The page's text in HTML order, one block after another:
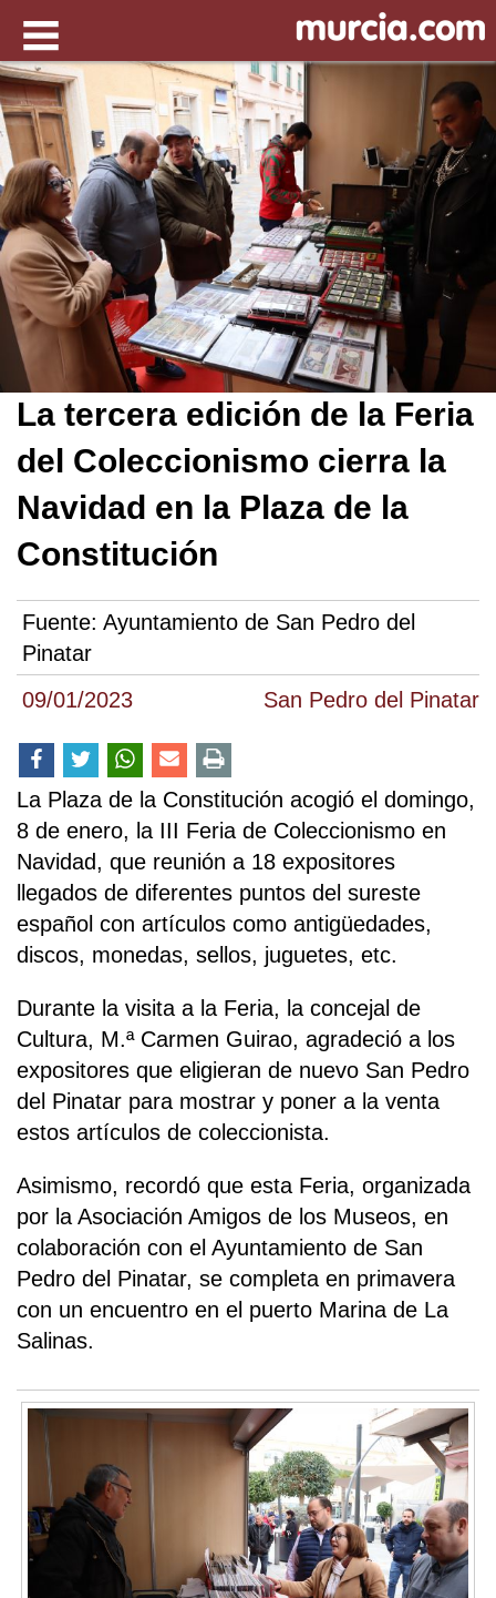
09/01/2023 San Pedro del Pinatar
La tercera edición de la Feria
del Coleccionismo cierra la
Navidad en la Plaza de la
Constitución
Fuente: Ayuntamiento de San Pedro del
Pinatar
La Plaza de la Constitución acogió el domingo,
8 de enero, la III Feria de Coleccionismo en
Navidad, que reunión a 18 expositores
llegados de diferentes puntos del sureste
español con artículos como antigüedades,
discos, monedas, sellos, juguetes, etc.
Durante la visita a la Feria, la concejal de
Cultura, M.ª Carmen Guirao, agradeció a los
expositores que eligieran de nuevo San Pedro
del Pinatar para mostrar y poner a la venta
estos artículos de coleccionista.
Asimismo, recordó que esta Feria, organizada
por la Asociación Amigos de los Museos, en
colaboración con el Ayuntamiento de San
Pedro del Pinatar, se completa en primavera
con un encuentro en el puerto Marina de La
Salinas.